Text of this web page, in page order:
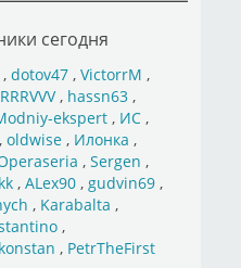
сегодня
, dotov47, VictorrM ,
RRRVVV, hassn63,
ekspert, ИС,
, oldwise, Илонка ,
, Sergen ,
, ALex90, gudvin69,
, Karabalta ,
,
, PetrTheFirst